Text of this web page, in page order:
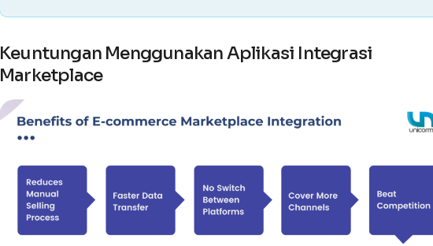
Keuntungan Menggunakan Aplikasi Integrasi
Marketplace